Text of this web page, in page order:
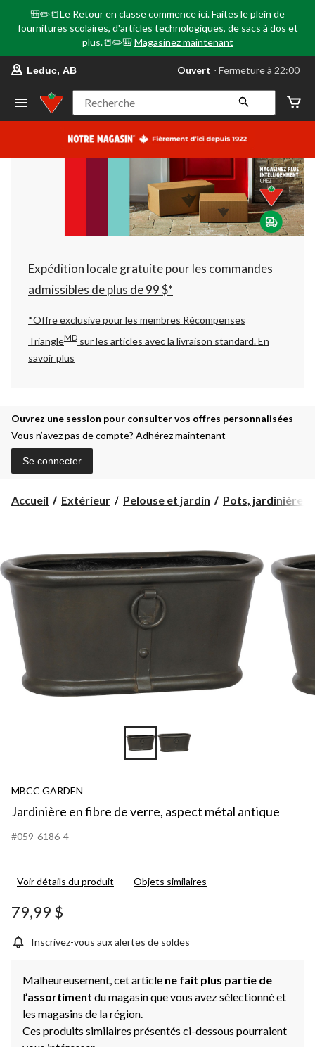
🎒✏️📒Le Retour en classe commence ici. Faites le plein de
fournitures scolaires, d'articles technologiques, de sacs à dos et
plus.📒✏️🎒 Magasinez maintenant
votre
préféré
Leduc,
AB,
courament
Fermeture
à
22:00
cliquer
pour
changer
Leduc, AB Ouvert ⋅ Fermeture à 22:00
Recherche
Expédition locale gratuite pour les commandes
admissibles de plus de 99 $*
*Offre exclusive pour les membres Récompenses
TriangleMD sur les articles avec la livraison standard.En
savoir plus
Ouvrez une session pour consulter vos offres personnalisées
Vous n’avez pas de compte? Adhérez maintenant
Se connecter
Accueil Extérieur Pelouse et jardin Pots, jardinières
MBCC GARDEN
Jardinière en fibre de verre, aspect métal antique
#059-6186-4
Voir détails du produit Objets similaires
79,99 $
Inscrivez-vous aux alertes de soldes
Malheureusement, cet article ne fait plus partie de
l’assortiment du magasin que vous avez sélectionné et
les magasins de la région.
Ces produits similaires présentés ci-dessous pourraient